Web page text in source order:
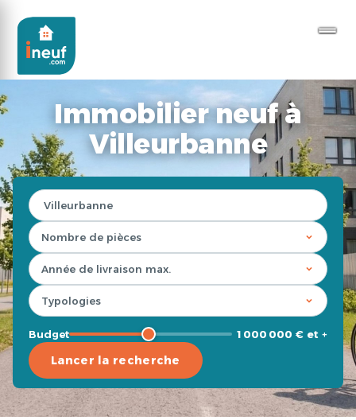
Immobilier neuf à
Villeurbanne
Budget 1 000 000 € et +
Lancer la recherche